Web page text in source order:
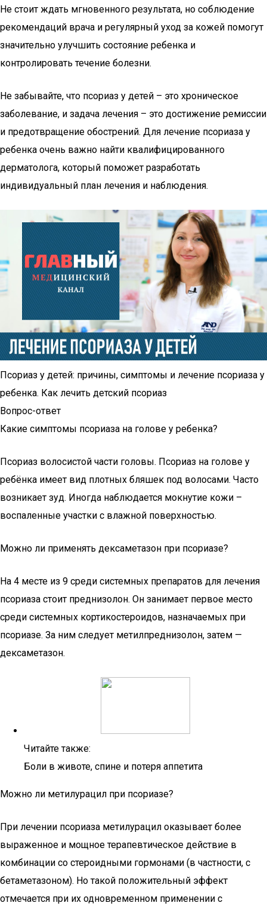
Не стоит ждать мгновенного результата, но соблюдение
рекомендаций врача и регулярный уход за кожей помогут
значительно улучшить состояние ребенка и
контролировать течение болезни.
Не забывайте, что псориаз у детей – это хроническое
заболевание, и задача лечения – это достижение ремиссии
и предотвращение обострений. Для лечение псориаза у
ребенка очень важно найти квалифицированного
дерматолога, который поможет разработать
индивидуальный план лечения и наблюдения.
Псориаз у детей: причины, симптомы и лечение псориаза у
ребенка. Как лечить детский псориаз
Вопрос-ответ
Какие симптомы псориаза на голове у ребенка?
Псориаз волосистой части головы. Псориаз на голове у
ребёнка имеет вид плотных бляшек под волосами. Часто
возникает зуд. Иногда наблюдается мокнутие кожи –
воспаленные участки с влажной поверхностью.
Можно ли применять дексаметазон при псориазе?
На 4 месте из 9 среди системных препаратов для лечения
псориаза стоит преднизолон. Он занимает первое место
среди системных кортикостероидов, назначаемых при
псориазе. За ним следует метилпреднизолон, затем —
дексаметазон.
Читайте также:
Боли в животе, спине и потеря аппетита
Можно ли метилурацил при псориазе?
При лечении псориаза метилурацил оказывает более
выраженное и мощное терапевтическое действие в
комбинации со стероидными гормонами (в частности, с
бетаметазоном). Но такой положительный эффект
отмечается при их одновременном применении с